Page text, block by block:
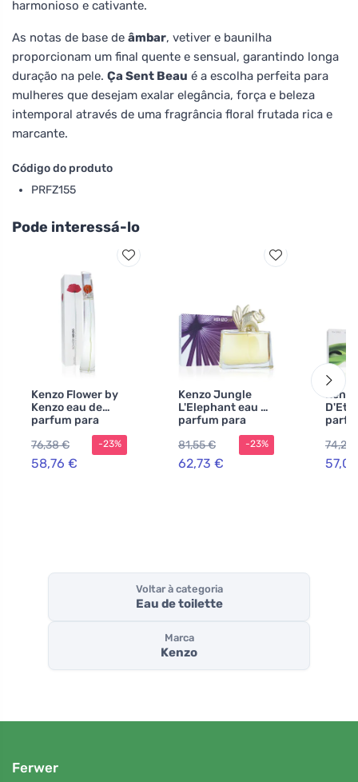
harmonioso e cativante.
As notas de base de âmbar, vetiver e baunilha
proporcionam um final quente e sensual, garantindo longa
duração na pele. Ça Sent Beau é a escolha perfeita para
mulheres que desejam exalar elegância, força e beleza
intemporal através de uma fragrância floral frutada rica e
marcante.
Código do produto
PRFZ155
Pode interessá-lo
Kenzo Flower by
Kenzo eau de
parfum para
mulheres 100 ml
76,38 €
58,76 €
-23%
Kenzo Jungle
L'Elephant eau de
parfum para
mulheres 100 ml
81,55 €
62,73 €
-23%
D'Ete
74,20
Voltar à categoria
Eau de toilette
Marca
Kenzo
Ferwer